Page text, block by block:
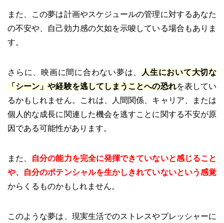
また、この夢は計画やスケジュールの管理に対するあなた
の不安や、自己効力感の欠如を示唆している場合もありま
す。
さらに、映画に間に合わない夢は、
人生において大切な
「シーン」や経験を逃してしまうことへの恐れを表してい
るかもしれません。これは、人間関係、キャリア、または
個人的な成長に関連した機会を逃すことに関する不安が原
因である可能性があります。
また、
自分の能力を完全に発揮できていないと感じること
や、自分のポテンシャルを生かしきれていないという感覚
からくるものかもしれません。
このような夢は、現実生活でのストレスやプレッシャーに